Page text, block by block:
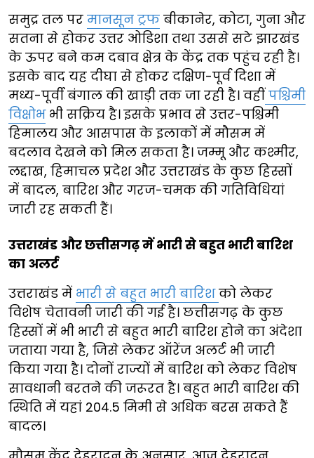
समुद्र तल पर मानसून ट्रफ बीकानेर, कोटा, गुना और
सतना से होकर उत्तर ओडिशा तथा उससे सटे झारखंड
के ऊपर बने कम दबाव क्षेत्र के केंद्र तक पहुंच रही है।
इसके बाद यह दीघा से होकर दक्षिण-पूर्व दिशा में
मध्य-पूर्वी बंगाल की खाड़ी तक जा रही है। वहीं पश्चिमी
विक्षोभभी सक्रिय है। इसके प्रभाव से उत्तर-पश्चिमी
हिमालय और आसपास के इलाकों में मौसम में
बदलाव देखने को मिल सकता है। जम्मू और कश्मीर,
लद्दाख, हिमाचल प्रदेश और उत्तराखंड के कुछ हिस्सों
में बादल, बारिश और गरज-चमक की गतिविधियां
जारी रह सकती हैं।
उत्तराखंड और छत्तीसगढ़ में भारी से बहुत भारी बारिश
का अलर्ट
उत्तराखंड में भारी से बहुत भारी बारिशको लेकर
विशेष चेतावनी जारी की गई है। छत्तीसगढ़ के कुछ
हिस्सों में भी भारी से बहुत भारी बारिश होने का अंदेशा
जताया गया है, जिसे लेकर ऑरेंज अलर्ट भी जारी
किया गया है। दोनों राज्यों में बारिश को लेकर विशेष
सावधानी बरतने की जरूरत है। बहुत भारी बारिश की
स्थिति में यहां 204.5 मिमी से अधिक बरस सकते हैं
बादल।